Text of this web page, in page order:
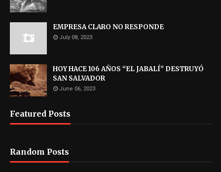
EMPRESA CLARO NO RESPONDE
July 08, 2023
HOY HACE 106 AÑOS “EL JABALÍ” DESTRUYÓ
SAN SALVADOR
June 06, 2023
Featured Posts
Random Posts